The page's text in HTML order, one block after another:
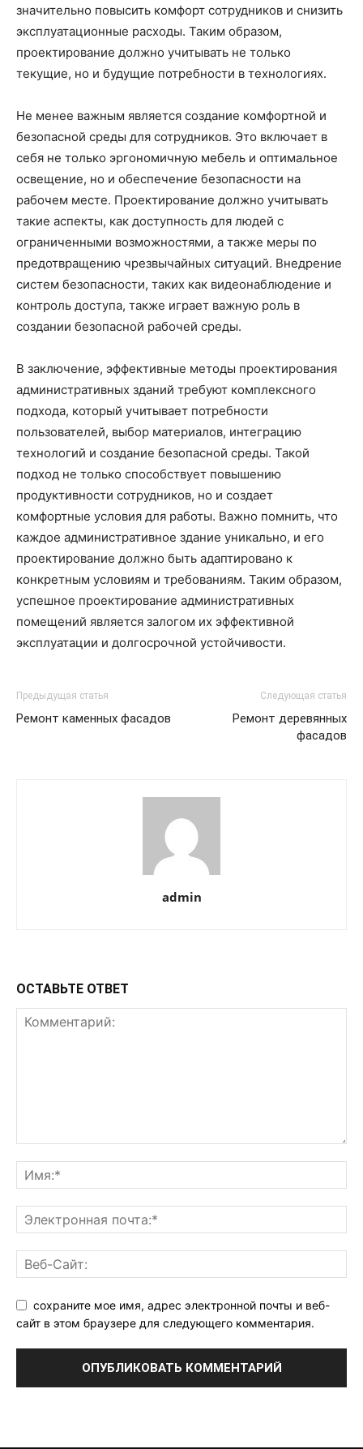
значительно повысить комфорт сотрудников и снизить
эксплуатационные расходы. Таким образом,
проектирование должно учитывать не только
текущие, но и будущие потребности в технологиях.
Не менее важным является создание комфортной и
безопасной среды для сотрудников. Это включает в
себя не только эргономичную мебель и оптимальное
освещение, но и обеспечение безопасности на
рабочем месте. Проектирование должно учитывать
такие аспекты, как доступность для людей с
ограниченными возможностями, а также меры по
предотвращению чрезвычайных ситуаций. Внедрение
систем безопасности, таких как видеонаблюдение и
контроль доступа, также играет важную роль в
создании безопасной рабочей среды.
В заключение, эффективные методы проектирования
административных зданий требуют комплексного
подхода, который учитывает потребности
пользователей, выбор материалов, интеграцию
технологий и создание безопасной среды. Такой
подход не только способствует повышению
продуктивности сотрудников, но и создает
комфортные условия для работы. Важно помнить, что
каждое административное здание уникально, и его
проектирование должно быть адаптировано к
конкретным условиям и требованиям. Таким образом,
успешное проектирование административных
помещений является залогом их эффективной
эксплуатации и долгосрочной устойчивости.
Предыдущая статья
Ремонт каменных фасадов
Следующая статья
Ремонт деревянных
фасадов
admin
ОСТАВЬТЕ ОТВЕТ
сохраните мое имя, адрес электронной почты и веб-
сайт в этом браузере для следующего комментария.